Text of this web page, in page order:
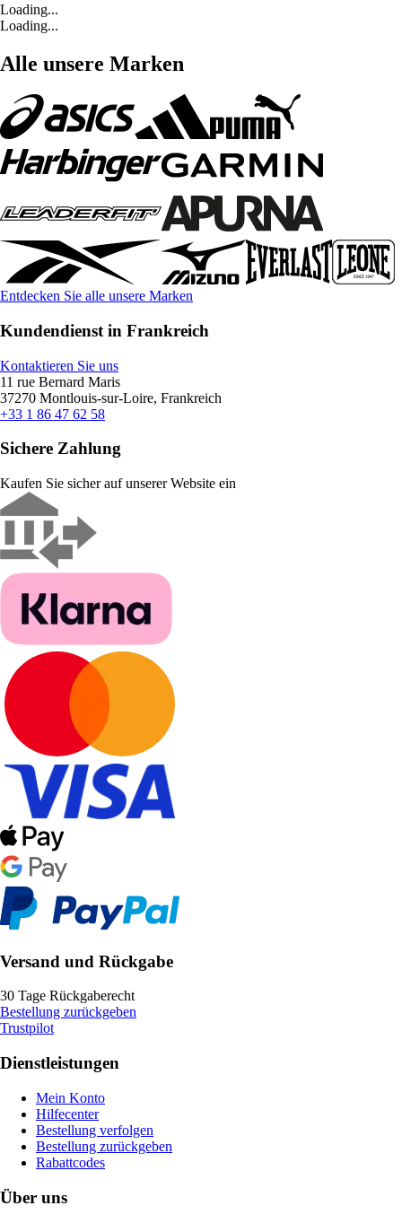
Loading...
Loading...
Alle unsere Marken
Entdecken Sie alle unsere Marken
Kundendienst in Frankreich
Kontaktieren Sie uns
11 rue Bernard Maris
37270 Montlouis-sur-Loire, Frankreich
+33 1 86 47 62 58
Sichere Zahlung
Kaufen Sie sicher auf unserer Website ein
Versand und Rückgabe
30 Tage Rückgaberecht
Bestellung zurückgeben
Trustpilot
Dienstleistungen
Mein Konto
Hilfecenter
Bestellung verfolgen
Bestellung zurückgeben
Rabattcodes
Über uns